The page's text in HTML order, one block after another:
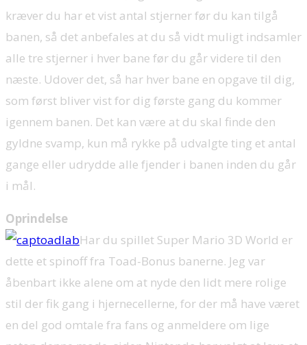
kræver du har et vist antal stjerner før du kan tilgå
banen, så det anbefales at du så vidt muligt indsamler
alle tre stjerner i hver bane før du går videre til den
næste. Udover det, så har hver bane en opgave til dig,
som først bliver vist for dig første gang du kommer
igennem banen. Det kan være at du skal finde den
gyldne svamp, kun må rykke på udvalgte ting et antal
gange eller udrydde alle fjender i banen inden du går
i mål.
Oprindelse
Har du spillet Super Mario 3D World er
dette et spinoff fra Toad-Bonus banerne. Jeg var
åbenbart ikke alene om at nyde den lidt mere rolige
stil der fik gang i hjernecellerne, for der må have været
en del god omtale fra fans og anmeldere om lige